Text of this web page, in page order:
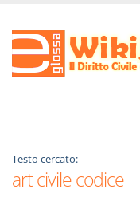
Testo cercato:
art civile codice